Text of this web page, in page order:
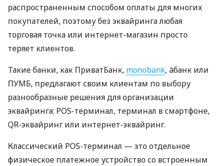
распространенным способом оплаты для многих
покупателей, поэтому без эквайринга любая
торговая точка или интернет-магазин просто
теряет клиентов.
Такие банки, как ПриватБанк, monobank, àбанк или
ПУМБ, предлагают своим клиентам по выбору
разнообразные решения для организации
эквайринга: POS-терминал, терминал в смартфоне,
QR-эквайринг или интернет-эквайринг.
Классический POS-терминал — это отдельное
физическое платежное устройство со встроенным